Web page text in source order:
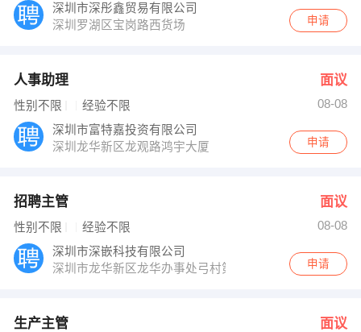
深圳市深彤鑫贸易有限公司
深圳罗湖区宝岗路西货场
申请
人事助理 面议
性别不限 经验不限
08-08
深圳市富特嘉投资有限公司
深圳龙华新区龙观路鸿宇大厦
申请
招聘主管 面议
性别不限 经验不限
08-08
深圳市深嵌科技有限公司
深圳市龙华新区龙华办事处弓村第二工业园5楼3层301号
申请
生产主管 面议